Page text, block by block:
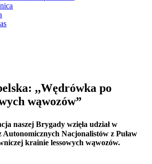
,,Wędrówka po
wąwozów”
naszej Brygady wzięła udział w
Nacjonalistów z Puław
krainie lessowych wąwozów.